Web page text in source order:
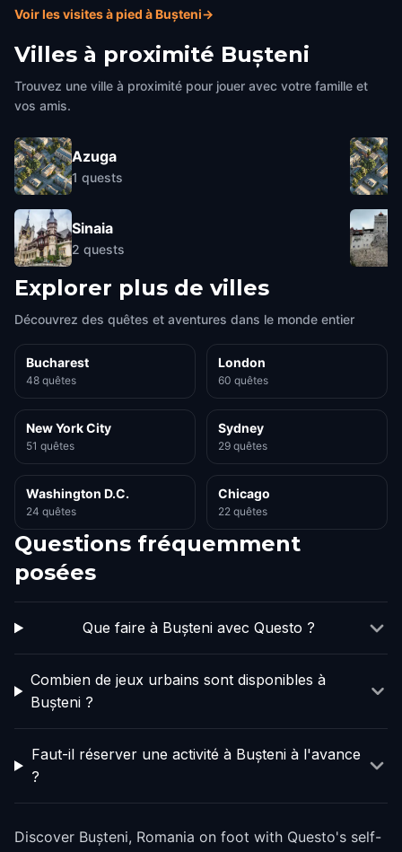
Voir les visites à pied à Bușteni→
Villes à proximité Bușteni
Trouvez une ville à proximité pour jouer avec votre famille et
vos amis.
Azuga
1 quests
Sinaia
2 quests
Explorer plus de villes
Découvrez des quêtes et aventures dans le monde entier
Bucharest
48 quêtes
London
60 quêtes
New York City
51 quêtes
Sydney
29 quêtes
Washington D.C.
24 quêtes
Chicago
22 quêtes
Questions fréquemment
posées
Que faire à Bușteni avec Questo ?
Combien de jeux urbains sont disponibles à
Bușteni ?
Faut-il réserver une activité à Bușteni à l'avance
?
Discover Bușteni, Romania on foot with Questo's self-